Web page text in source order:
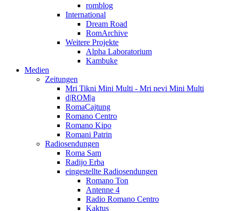
romblog
International
Dream Road
RomArchive
Weitere Projekte
Alpha Laboratorium
Kambuke
Medien
Zeitungen
Mri Tikni Mini Multi - Mri nevi Mini Multi
d|ROM|a
RomaCajtung
Romano Centro
Romano Kipo
Romani Patrin
Radiosendungen
Roma Sam
Radijo Erba
eingestellte Radiosendungen
Romano Ton
Antenne 4
Radio Romano Centro
Kaktus